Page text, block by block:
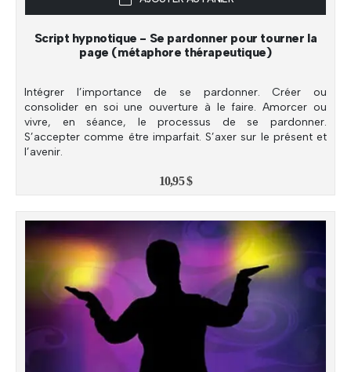
Script hypnotique - Se pardonner pour tourner la
page (métaphore thérapeutique)
Intégrer l’importance de se pardonner. Créer ou
consolider en soi une ouverture à le faire. Amorcer ou
vivre, en séance, le processus de se pardonner.
S’accepter comme être imparfait. S’axer sur le présent et
l’avenir.
10,95$